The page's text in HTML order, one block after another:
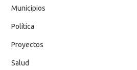
Municipios
Política
Proyectos
Salud